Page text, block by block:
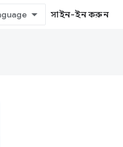
সাইন-ইন করুন